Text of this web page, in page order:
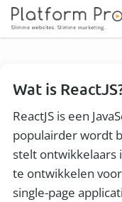
Wat is
ReactJS is een
populairder wordt
stelt ontwikkelaars
te ontwikkelen
single-page